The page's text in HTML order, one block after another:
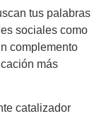
tus palabras
sociales como
complemento
más
catalizador